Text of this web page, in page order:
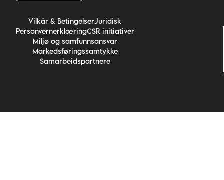
Vilkår & BetingelserJuridisk
PersonvernerklæringCSR initiativer
Miljø og samfunnsansvar
Markedsføringssamtykke
Samarbeidspartnere